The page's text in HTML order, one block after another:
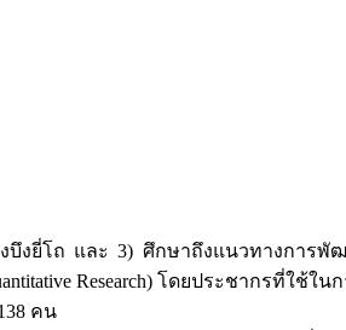
งยี่โถ และ 3) ศึกษาถึงแนวทางการพั
Research) โดยประชากรที่ใ
คน